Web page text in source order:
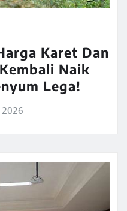
Karet Dan
Naik
Lega!
2026